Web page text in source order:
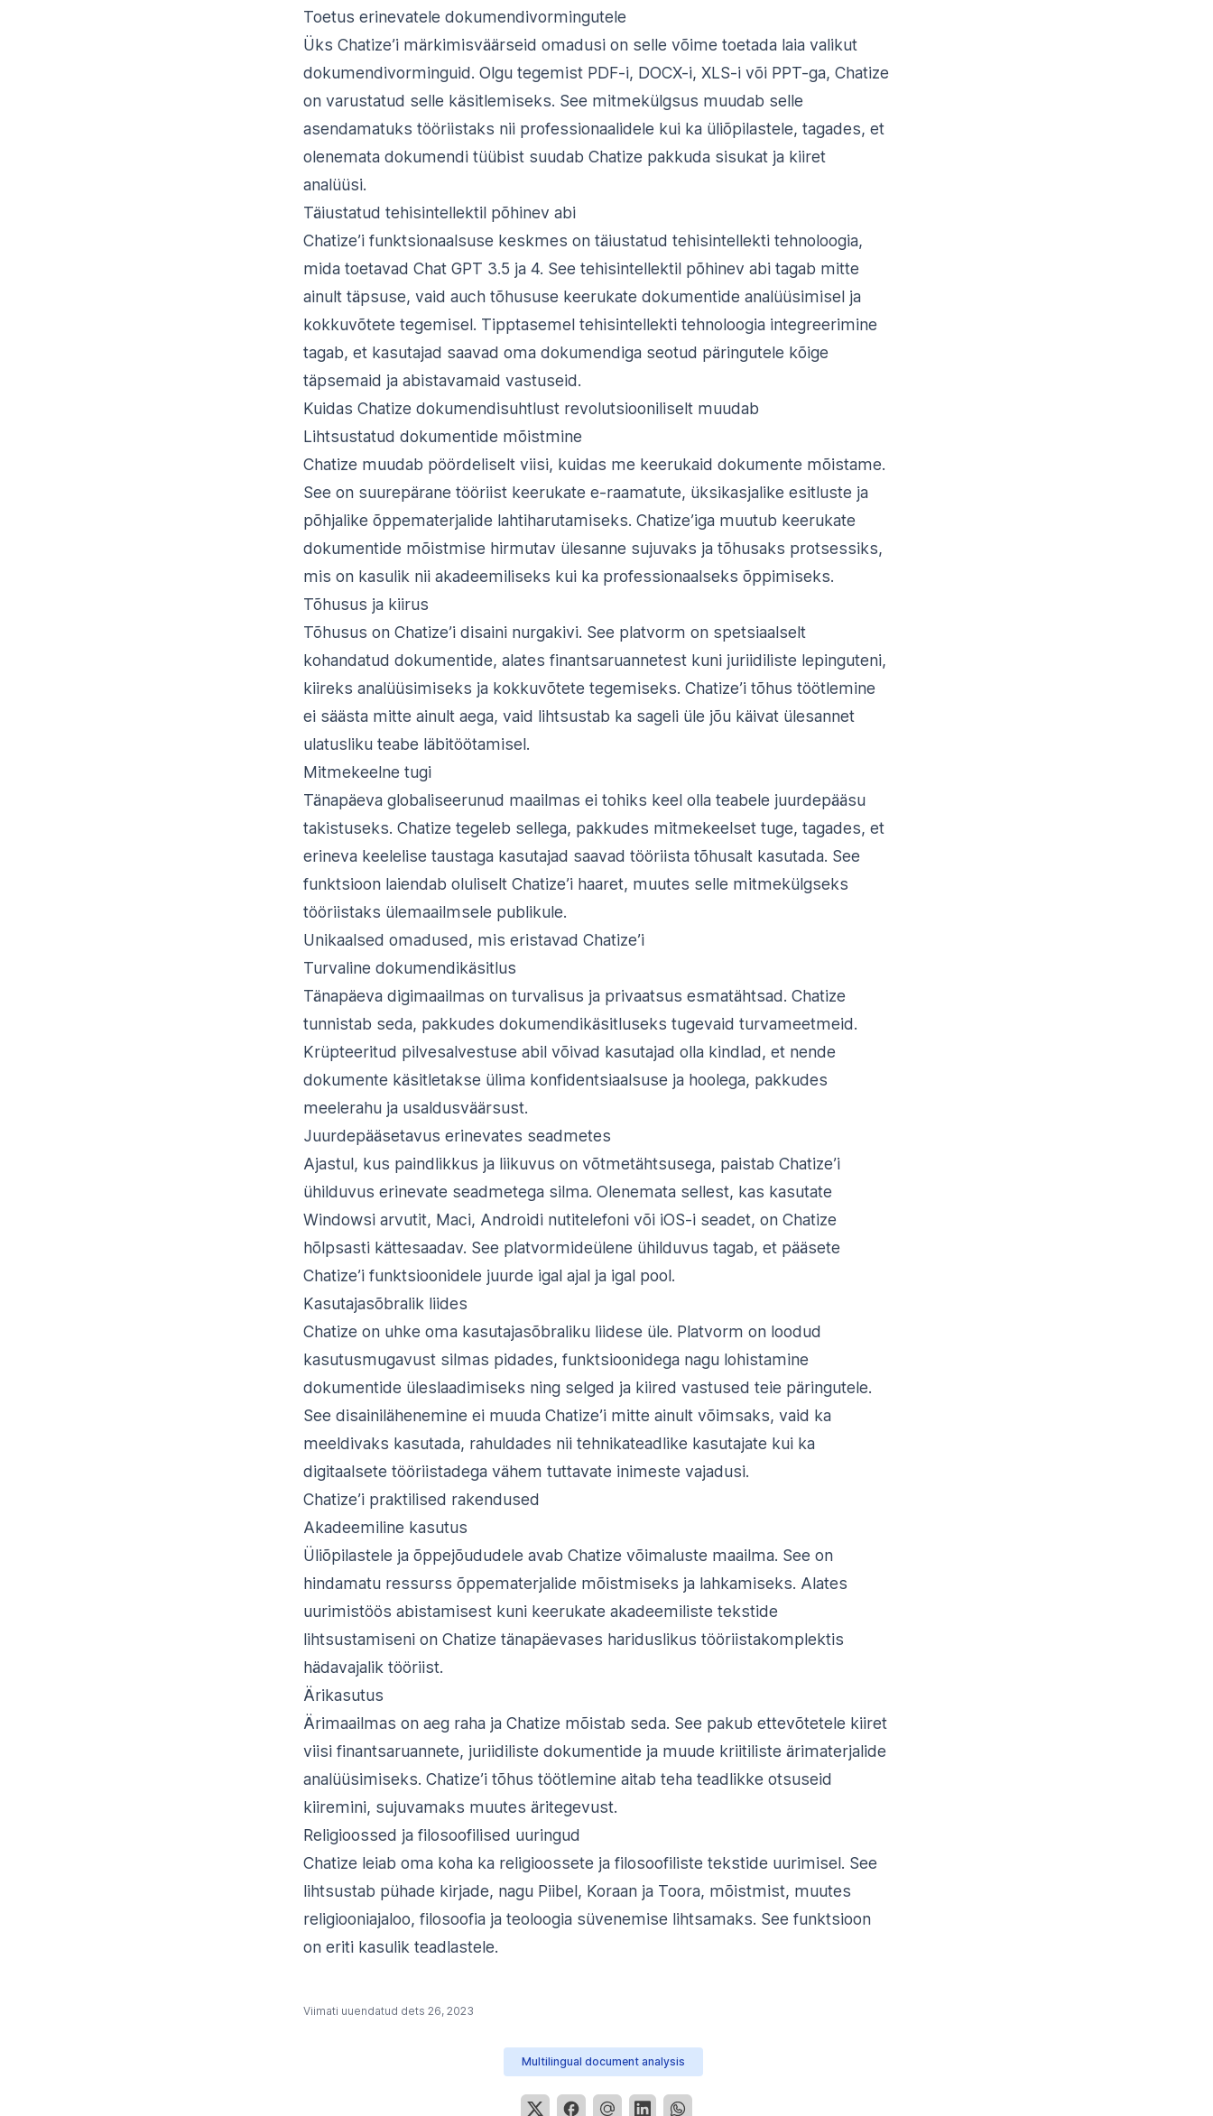
Toetus erinevatele dokumendivormingutele
Üks Chatize’i märkimisväärseid omadusi on selle võime toetada laia valikut
dokumendivorminguid. Olgu tegemist PDF-i, DOCX-i, XLS-i või PPT-ga, Chatize
on varustatud selle käsitlemiseks. See mitmekülgsus muudab selle
asendamatuks tööriistaks nii professionaalidele kui ka üliõpilastele, tagades, et
olenemata dokumendi tüübist suudab Chatize pakkuda sisukat ja kiiret
analüüsi.
Täiustatud tehisintellektil põhinev abi
Chatize’i funktsionaalsuse keskmes on täiustatud tehisintellekti tehnoloogia,
mida toetavad Chat GPT 3.5 ja 4. See tehisintellektil põhinev abi tagab mitte
ainult täpsuse, vaid auch tõhususe keerukate dokumentide analüüsimisel ja
kokkuvõtete tegemisel. Tipptasemel tehisintellekti tehnoloogia integreerimine
tagab, et kasutajad saavad oma dokumendiga seotud päringutele kõige
täpsemaid ja abistavamaid vastuseid.
Kuidas Chatize dokumendisuhtlust revolutsiooniliselt muudab
Lihtsustatud dokumentide mõistmine
Chatize muudab pöördeliselt viisi, kuidas me keerukaid dokumente mõistame.
See on suurepärane tööriist keerukate e-raamatute, üksikasjalike esitluste ja
põhjalike õppematerjalide lahtiharutamiseks. Chatize’iga muutub keerukate
dokumentide mõistmise hirmutav ülesanne sujuvaks ja tõhusaks protsessiks,
mis on kasulik nii akadeemiliseks kui ka professionaalseks õppimiseks.
Tõhusus ja kiirus
Tõhusus on Chatize’i disaini nurgakivi. See platvorm on spetsiaalselt
kohandatud dokumentide, alates finantsaruannetest kuni juriidiliste lepinguteni,
kiireks analüüsimiseks ja kokkuvõtete tegemiseks. Chatize’i tõhus töötlemine
ei säästa mitte ainult aega, vaid lihtsustab ka sageli üle jõu käivat ülesannet
ulatusliku teabe läbitöötamisel.
Mitmekeelne tugi
Tänapäeva globaliseerunud maailmas ei tohiks keel olla teabele juurdepääsu
takistuseks. Chatize tegeleb sellega, pakkudes mitmekeelset tuge, tagades, et
erineva keelelise taustaga kasutajad saavad tööriista tõhusalt kasutada. See
funktsioon laiendab oluliselt Chatize’i haaret, muutes selle mitmekülgseks
tööriistaks ülemaailmsele publikule.
Unikaalsed omadused, mis eristavad Chatize’i
Turvaline dokumendikäsitlus
Tänapäeva digimaailmas on turvalisus ja privaatsus esmatähtsad. Chatize
tunnistab seda, pakkudes dokumendikäsitluseks tugevaid turvameetmeid.
Krüpteeritud pilvesalvestuse abil võivad kasutajad olla kindlad, et nende
dokumente käsitletakse ülima konfidentsiaalsuse ja hoolega, pakkudes
meelerahu ja usaldusväärsust.
Juurdepääsetavus erinevates seadmetes
Ajastul, kus paindlikkus ja liikuvus on võtmetähtsusega, paistab Chatize’i
ühilduvus erinevate seadmetega silma. Olenemata sellest, kas kasutate
Windowsi arvutit, Maci, Androidi nutitelefoni või iOS-i seadet, on Chatize
hõlpsasti kättesaadav. See platvormideülene ühilduvus tagab, et pääsete
Chatize’i funktsioonidele juurde igal ajal ja igal pool.
Kasutajasõbralik liides
Chatize on uhke oma kasutajasõbraliku liidese üle. Platvorm on loodud
kasutusmugavust silmas pidades, funktsioonidega nagu lohistamine
dokumentide üleslaadimiseks ning selged ja kiired vastused teie päringutele.
See disainilähenemine ei muuda Chatize’i mitte ainult võimsaks, vaid ka
meeldivaks kasutada, rahuldades nii tehnikateadlike kasutajate kui ka
digitaalsete tööriistadega vähem tuttavate inimeste vajadusi.
Chatize’i praktilised rakendused
Akadeemiline kasutus
Üliõpilastele ja õppejõududele avab Chatize võimaluste maailma. See on
hindamatu ressurss õppematerjalide mõistmiseks ja lahkamiseks. Alates
uurimistöös abistamisest kuni keerukate akadeemiliste tekstide
lihtsustamiseni on Chatize tänapäevases hariduslikus tööriistakomplektis
hädavajalik tööriist.
Ärikasutus
Ärimaailmas on aeg raha ja Chatize mõistab seda. See pakub ettevõtetele kiiret
viisi finantsaruannete, juriidiliste dokumentide ja muude kriitiliste ärimaterjalide
analüüsimiseks. Chatize’i tõhus töötlemine aitab teha teadlikke otsuseid
kiiremini, sujuvamaks muutes äritegevust.
Religioossed ja filosoofilised uuringud
Chatize leiab oma koha ka religioossete ja filosoofiliste tekstide uurimisel. See
lihtsustab pühade kirjade, nagu Piibel, Koraan ja Toora, mõistmist, muutes
religiooniajaloo, filosoofia ja teoloogia süvenemise lihtsamaks. See funktsioon
on eriti kasulik teadlastele.
Viimati uuendatud dets 26, 2023
Multilingual document analysis